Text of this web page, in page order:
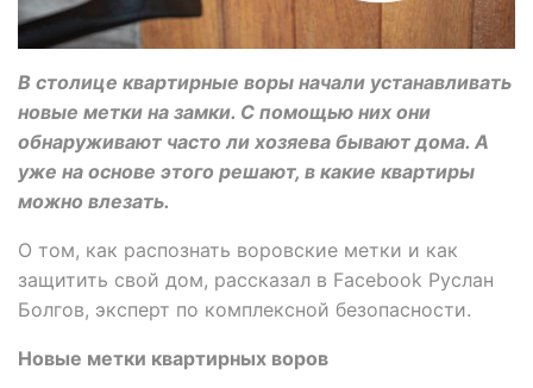
В столице квартирные воры начали устанавливать
новые метки на замки. С помощью них они
обнаруживают часто ли хозяева бывают дома. А
уже на основе этого решают, в какие квартиры
можно влезать.
О том, как распознать воровские метки и как
защитить свой дом, рассказал в Facebook Руслан
Болгов, эксперт по комплексной безопасности.
Новые метки квартирных воров